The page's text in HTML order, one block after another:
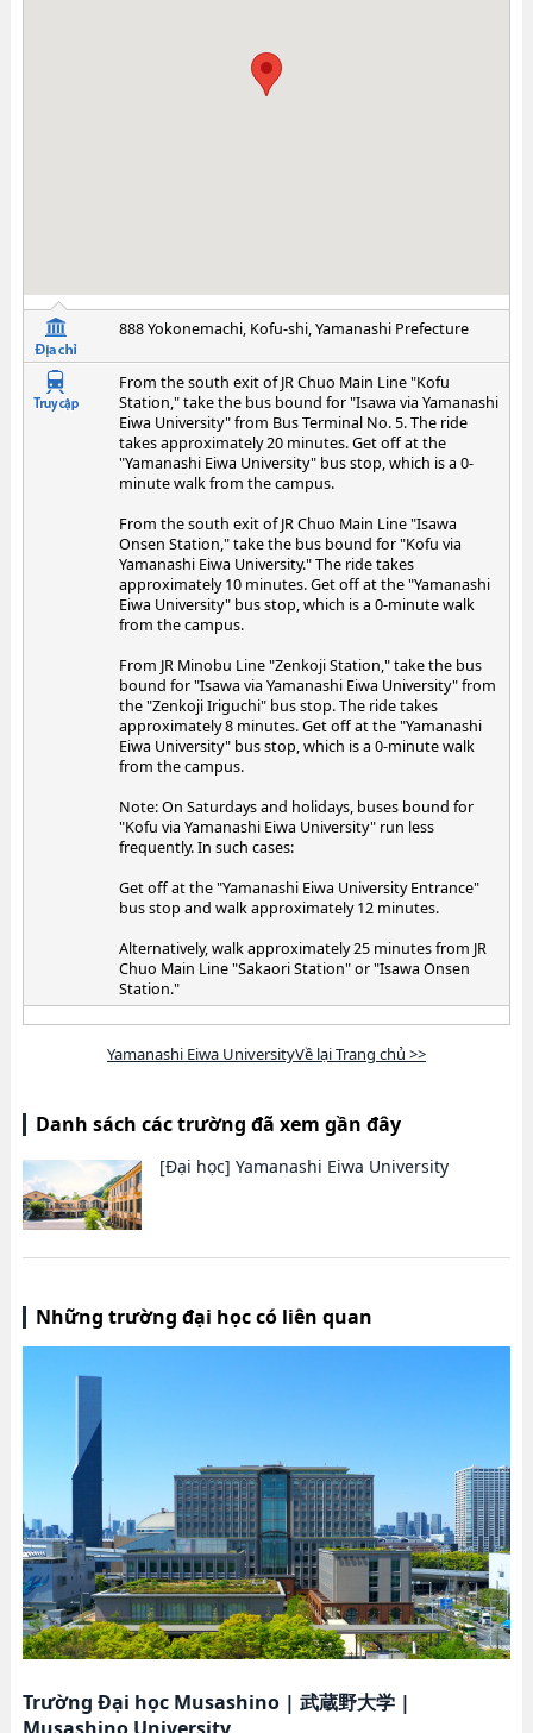
888 Yokonemachi, Kofu-shi, Yamanashi Prefecture
From the south exit of JR Chuo Main Line "Kofu
Station," take the bus bound for "Isawa via Yamanashi
Eiwa University" from Bus Terminal No. 5. The ride
takes approximately 20 minutes. Get off at the
"Yamanashi Eiwa University" bus stop, which is a 0-
minute walk from the campus.
From the south exit of JR Chuo Main Line "Isawa
Onsen Station," take the bus bound for "Kofu via
Yamanashi Eiwa University." The ride takes
approximately 10 minutes. Get off at the "Yamanashi
Eiwa University" bus stop, which is a 0-minute walk
from the campus.
From JR Minobu Line "Zenkoji Station," take the bus
bound for "Isawa via Yamanashi Eiwa University" from
the "Zenkoji Iriguchi" bus stop. The ride takes
approximately 8 minutes. Get off at the "Yamanashi
Eiwa University" bus stop, which is a 0-minute walk
from the campus.
Note: On Saturdays and holidays, buses bound for
"Kofu via Yamanashi Eiwa University" run less
frequently. In such cases:
Get off at the "Yamanashi Eiwa University Entrance"
bus stop and walk approximately 12 minutes.
Alternatively, walk approximately 25 minutes from JR
Chuo Main Line "Sakaori Station" or "Isawa Onsen
Station."
Yamanashi Eiwa UniversityVề lại Trang chủ >>
Danh sách các trường đã xem gần đây
[Đại học] Yamanashi Eiwa University
Những trường đại học có liên quan
Trường Đại học Musashino| 武蔵野大学|